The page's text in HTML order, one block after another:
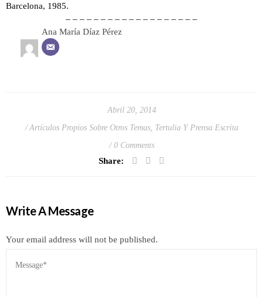
Barcelona, 1985.
– – – – – – – – – – – – – – – – – – –
Ana María Díaz Pérez
Abril 20, 2014
Artículos Propios Sobre Otros Temas, Tertulia Y Prensa Escrita
0 Comments
Share:
Write A Message
Your email address will not be published.